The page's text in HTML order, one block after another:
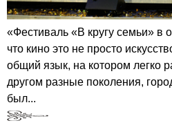
«Фестиваль «В кругу семьи» в
что кино это не просто
общий язык, на котором легко
другом разные поколения,
был...